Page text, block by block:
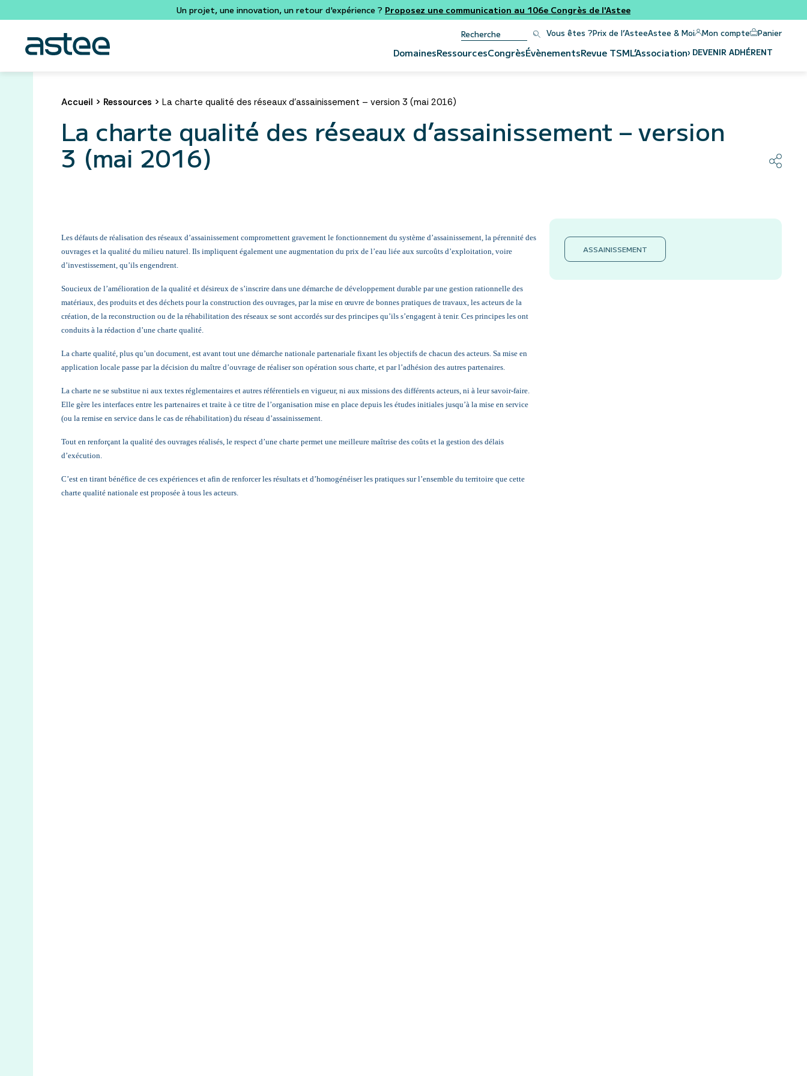
Un projet, une innovation, un retour d'expérience ? Proposez une communication au 106e Congrès de l'Astee
Vous êtes ?Prix de l’AsteeAstee & Moi Mon compte Panier
DomainesRessourcesCongrèsÉvènementsRevue TSML’Association› DEVENIR ADHÉRENT
Accueil > Ressources > La charte qualité des réseaux d’assainissement – version 3 (mai 2016)
La charte qualité des réseaux d’assainissement – version
3 (mai 2016)
Les défauts de réalisation des réseaux d’assainissement compromettent gravement le fonctionnement du système d’assainissement, la pérennité des
ouvrages et la qualité du milieu naturel. Ils impliquent également une augmentation du prix de l’eau liée aux surcoûts d’exploitation, voire
d’investissement, qu’ils engendrent.
Soucieux de l’amélioration de la qualité et désireux de s’inscrire dans une démarche de développement durable par une gestion rationnelle des
matériaux, des produits et des déchets pour la construction des ouvrages, par la mise en œuvre de bonnes pratiques de travaux, les acteurs de la
création, de la reconstruction ou de la réhabilitation des réseaux se sont accordés sur des principes qu’ils s’engagent à tenir. Ces principes les ont
conduits à la rédaction d’une charte qualité.
La charte qualité, plus qu’un document, est avant tout une démarche nationale partenariale fixant les objectifs de chacun des acteurs. Sa mise en
application locale passe par la décision du maître d’ouvrage de réaliser son opération sous charte, et par l’adhésion des autres partenaires.
La charte ne se substitue ni aux textes réglementaires et autres référentiels en vigueur, ni aux missions des différents acteurs, ni à leur savoir-faire.
Elle gère les interfaces entre les partenaires et traite à ce titre de l’organisation mise en place depuis les études initiales jusqu’à la mise en service
(ou la remise en service dans le cas de réhabilitation) du réseau d’assainissement.
Tout en renforçant la qualité des ouvrages réalisés, le respect d’une charte permet une meilleure maîtrise des coûts et la gestion des délais
d’exécution.
C’est en tirant bénéfice de ces expériences et afin de renforcer les résultats et d’homogénéiser les pratiques sur l’ensemble du territoire que cette
charte qualité nationale est proposée à tous les acteurs.
ASSAINISSEMENT